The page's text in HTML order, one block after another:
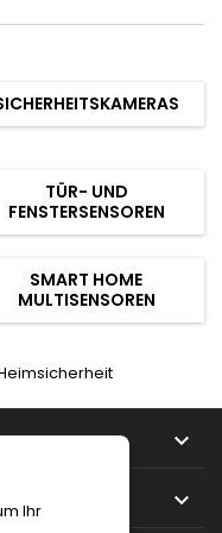
TÜR- UND
FENSTERSENSOREN
SMART HOME
MULTISENSOREN


Ihr